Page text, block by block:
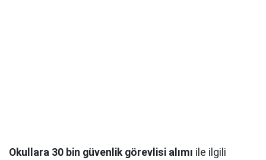
Okullara 30 bin güvenlik görevlisi alımı ile ilgili